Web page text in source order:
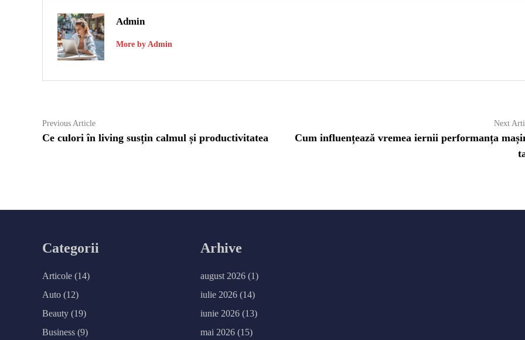
Admin
More by Admin
Navigare
în
Previous ArticlePrevious
article:
Ce culori în living susțin calmul și productivitatea
Next
Cum influențează vremea iernii performanța
Categorii
Articole (14)
Auto (12)
Beauty (19)
Business (9)
Arhive
august 2026 (1)
iulie 2026 (14)
iunie 2026 (13)
mai 2026 (15)